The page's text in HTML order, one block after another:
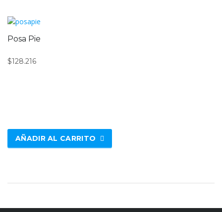
Posa Pie
$128.216
AÑADIR AL CARRITO